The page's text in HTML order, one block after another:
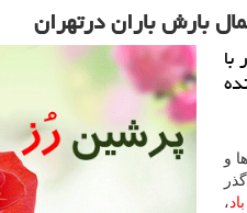
بارش باران درتهران
و
باد،